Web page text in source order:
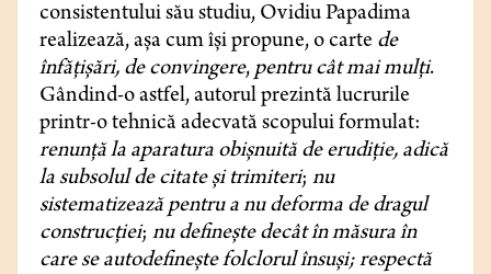
consistentului său studiu, Ovidiu Papadima
realizează, așa cum își propune, o carte de
înfățișări, de convingere, pentru cât mai mulți.
Gândind-o astfel, autorul prezintă lucrurile
printr-o tehnică adecvată scopului formulat:
renunță la aparatura obișnuită de erudiție, adică
la subsolul de citate și trimiteri; nu
sistematizează pentru a nu deforma de dragul
construcției; nu definește decât în măsura în
care se autodefinește folclorul însuși; respectă